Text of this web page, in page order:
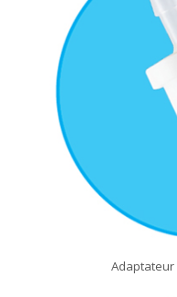
Adaptateur